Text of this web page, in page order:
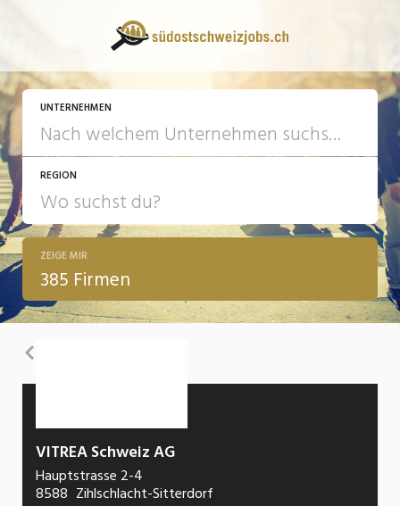
UNTERNEHMEN
REGION
ZEIGE MIR
385 Firmen
VITREA Schweiz AG
Hauptstrasse 2-4
8588 Zihlschlacht-Sitterdorf